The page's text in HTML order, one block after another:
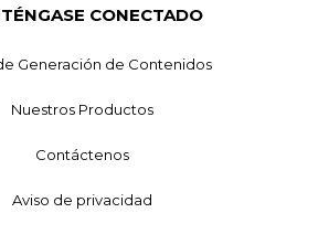
CONECTADO
Generación de Contenidos
Nuestros Productos
Contáctenos
Aviso de privacidad